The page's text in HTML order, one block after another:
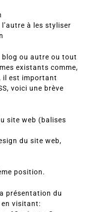
à les styliser
ou autre ou tout
existants comme,
il est important
voici une brève
site web (balises
du site web,
position.
présentation du
en visitant: